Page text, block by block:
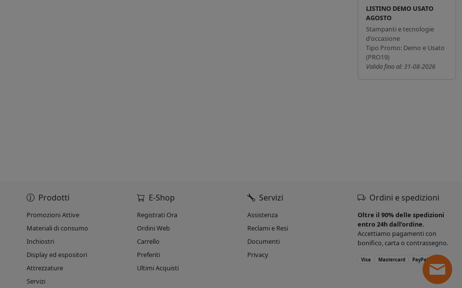
LISTINO DEMO USATO
AGOSTO
Stampanti e tecnologie
d'occasione
Tipo Promo: Demo e Usato
(PRO19)
Valida fino al: 31-08-2026
Prodotti
Promozioni Attive
Materiali di consumo
Inchiostri
Display ed espositori
Attrezzature
Servizi
E-Shop
Registrati Ora
Ordini Web
Carrello
Preferiti
Ultimi Acquisti
Servizi
Assistenza
Reclami e Resi
Documenti
Privacy
Ordini e spedizioni
Oltre il 90% delle spedizioni
entro 24h dall’ordine.
Accettiamo pagamenti con
bonifico, carta o contrassegno.
Visa Mastercard PayPal